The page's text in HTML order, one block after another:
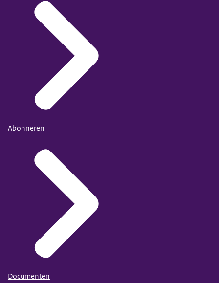
Abonneren
Documenten